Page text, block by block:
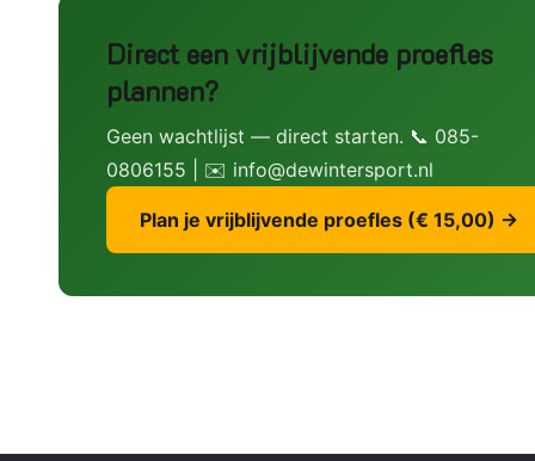
Direct een vrijblijvende proefles
plannen?
Geen wachtlijst — direct starten. 📞 085-
0806155 | ✉️ info@dewintersport.nl
Plan je vrijblijvende proefles (€ 15,00) →